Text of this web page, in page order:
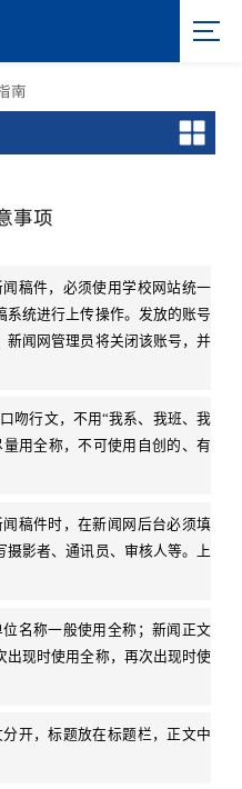
南
事项
稿件，必须使用学校网站统一
系统进行上传操作。发放的账号
新闻网管理员将关闭该账号，并
吻行文，不用“我系、我班、我
用全称，不可使用自创的、有
稿件时，在新闻网后台必须填
摄影者、通讯员、审核人等。上
位名称一般使用全称；新闻正文
出现时使用全称，再次出现时使
分开，标题放在标题栏，正文中